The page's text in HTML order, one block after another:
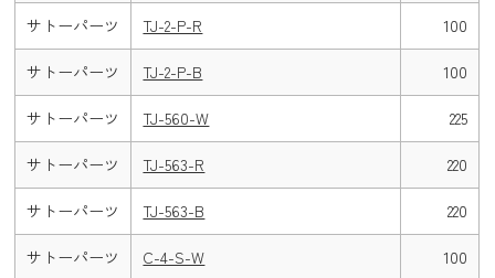
サトーパーツ TJ-2-P-R 100
サトーパーツ TJ-2-P-B 100
サトーパーツ TJ-560-W 225
サトーパーツ TJ-563-R 220
サトーパーツ TJ-563-B 220
サトーパーツ C-4-S-W 100